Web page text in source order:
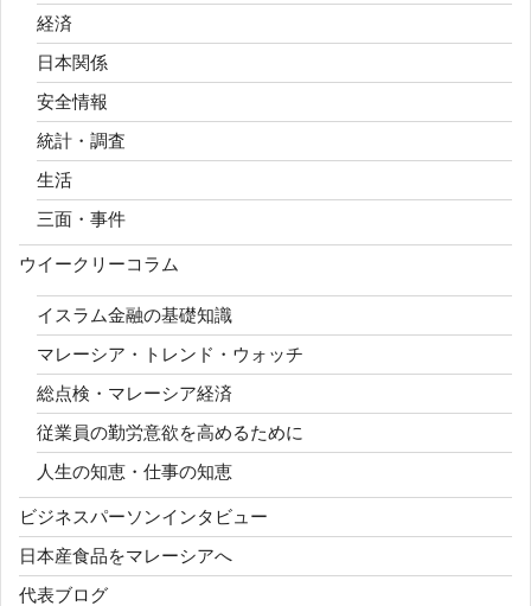
経済
日本関係
安全情報
統計・調査
生活
三面・事件
ウイークリーコラム
イスラム金融の基礎知識
マレーシア・トレンド・ウォッチ
総点検・マレーシア経済
従業員の勤労意欲を高めるために
人生の知恵・仕事の知恵
ビジネスパーソンインタビュー
日本産食品をマレーシアへ
代表ブログ